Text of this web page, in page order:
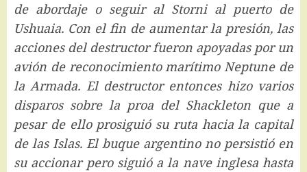
de abordaje o seguir al Storni al puerto de
Ushuaia. Con el fin de aumentar la presión, las
acciones del destructor fueron apoyadas por un
avión de reconocimiento marítimo Neptune de
la Armada. El destructor entonces hizo varios
disparos sobre la proa del Shackleton que a
pesar de ello prosiguió su ruta hacia la capital
de las Islas. El buque argentino no persistió en
su accionar pero siguió a la nave inglesa hasta